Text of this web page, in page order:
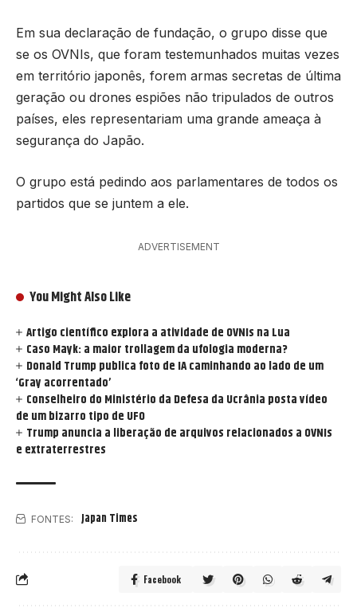
Em sua declaração de fundação, o grupo disse que
se os OVNIs, que foram testemunhados muitas vezes
em território japonês, forem armas secretas de última
geração ou drones espiões não tripulados de outros
países, eles representariam uma grande ameaça à
segurança do Japão.
O grupo está pedindo aos parlamentares de todos os
partidos que se juntem a ele.
ADVERTISEMENT
You Might Also Like
Artigo científico explora a atividade de OVNIs na Lua
Caso Mayk: a maior trollagem da ufologia moderna?
Donald Trump publica foto de IA caminhando ao lado de um
‘Gray acorrentado’
Conselheiro do Ministério da Defesa da Ucrânia posta vídeo
de um bizarro tipo de UFO
Trump anuncia a liberação de arquivos relacionados a OVNIs
e extraterrestres
FONTES: Japan Times
Facebook